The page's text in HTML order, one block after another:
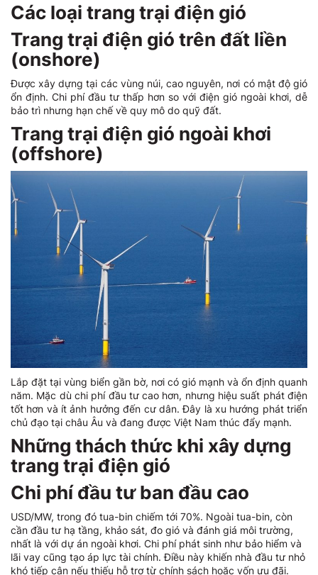
Các loại trang trại điện gió
Trang trại điện gió trên đất liền
(onshore)
Được xây dựng tại các vùng núi, cao nguyên, nơi có mật độ gió
ổn định. Chi phí đầu tư thấp hơn so với điện gió ngoài khơi, dễ
bảo trì nhưng hạn chế về quy mô do quỹ đất.
Trang trại điện gió ngoài khơi
(offshore)
Lắp đặt tại vùng biển gần bờ, nơi có gió mạnh và ổn định quanh
năm. Mặc dù chi phí đầu tư cao hơn, nhưng hiệu suất phát điện
tốt hơn và ít ảnh hưởng đến cư dân. Đây là xu hướng phát triển
chủ đạo tại châu Âu và đang được Việt Nam thúc đẩy mạnh.
Những thách thức khi xây dựng
trang trại điện gió
Chi phí đầu tư ban đầu cao
USD/MW, trong đó tua-bin chiếm tới 70%. Ngoài tua-bin, còn
cần đầu tư hạ tầng, khảo sát, đo gió và đánh giá môi trường,
nhất là với dự án ngoài khơi. Chi phí phát sinh như bảo hiểm và
lãi vay cũng tạo áp lực tài chính. Điều này khiến nhà đầu tư nhỏ
khó tiếp cận nếu thiếu hỗ trợ từ chính sách hoặc vốn ưu đãi.